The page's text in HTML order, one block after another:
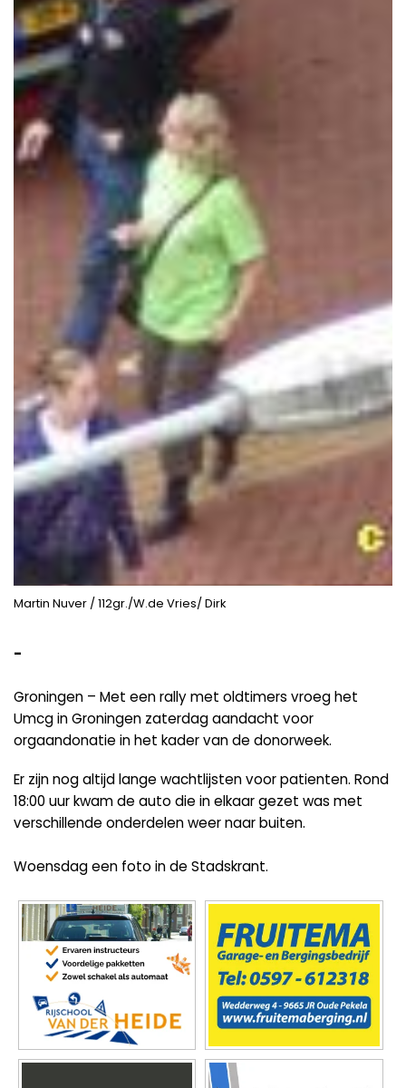
Martin Nuver / 112gr./W.de Vries/ Dirk
-
Groningen – Met een rally met oldtimers vroeg het
Umcg in Groningen zaterdag aandacht voor
orgaandonatie in het kader van de donorweek.
Er zijn nog altijd lange wachtlijsten voor patienten. Rond
18:00 uur kwam de auto die in elkaar gezet was met
verschillende onderdelen weer naar buiten.
Woensdag een foto in de Stadskrant.